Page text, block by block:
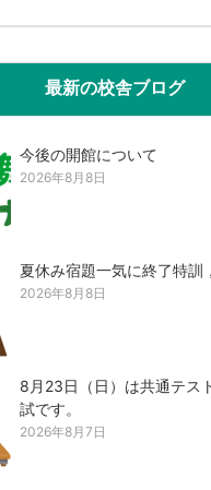
最新の校舎ブログ
今後の開館について
2026年8月8日
夏休み宿題一気に終了特訓
2026年8月8日
8月23日（日）は共通テス
試です。
2026年8月7日